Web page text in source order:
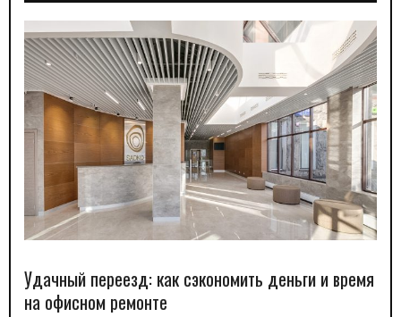
Удачный переезд: как сэкономить деньги и время
на офисном ремонте